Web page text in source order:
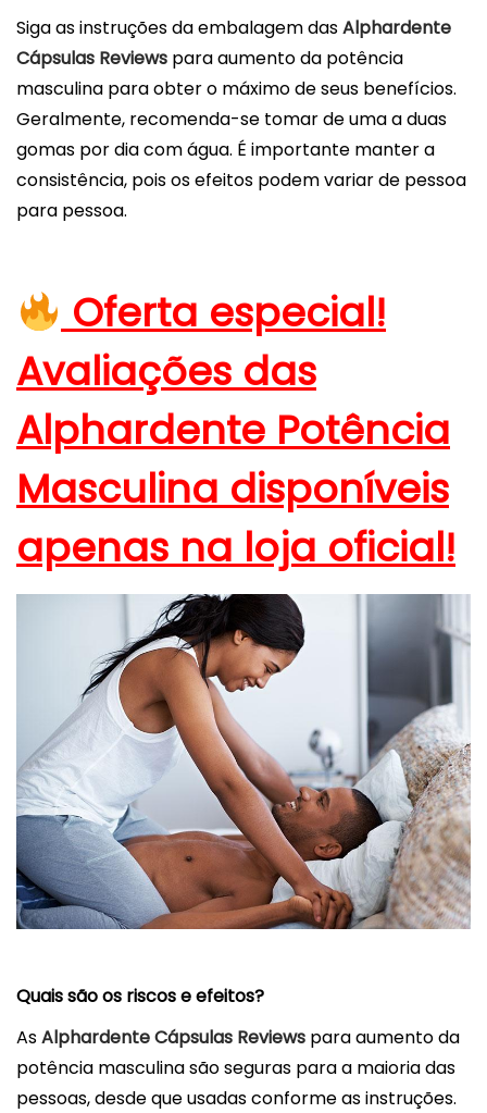
Siga as instruções da embalagem dasAlphardente
Cápsulas Reviews para aumento da potência
masculina para obter o máximo de seus benefícios.
Geralmente, recomenda-se tomar de uma a duas
gomas por dia com água. É importante manter a
consistência, pois os efeitos podem variar de pessoa
para pessoa.
Oferta especial!
Avaliações das
Alphardente Potência
Masculina disponíveis
apenas na loja oficial!
Quais são os riscos e efeitos?
AsAlphardente Cápsulas Reviews para aumento da
potência masculina são seguras para a maioria das
pessoas, desde que usadas conforme as instruções.